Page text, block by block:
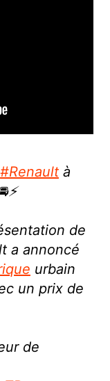
#Renaultà
de
a annoncé
urbain
un prix de
de